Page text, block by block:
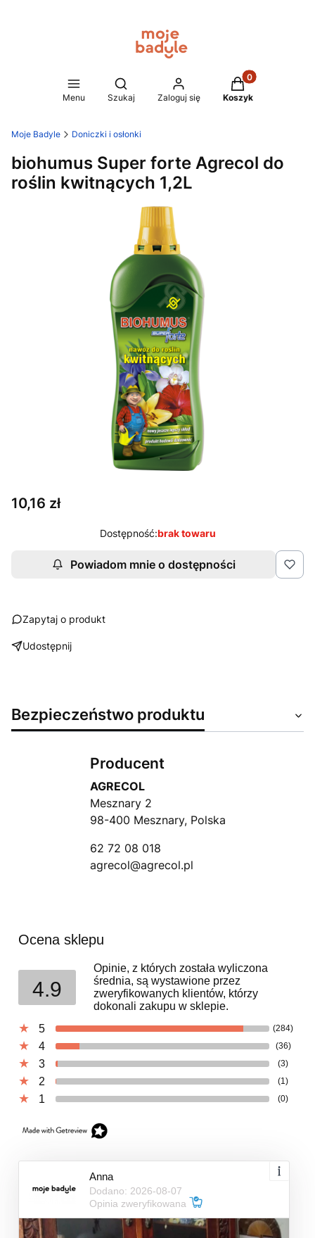
Menu
Otwórz wyszukiwarkę
Szukaj Zaloguj się
Produkty w
Koszyk
Moje Badyle Doniczki i osłonki
biohumus Super forte Agrecol do
roślin kwitnących 1,2L
Cena
10,16 zł
Dostępność:brak towaru
Powiadom mnie o dostępności
Zapytaj o produkt
Udostępnij
Bezpieczeństwo produktu
Producent
AGRECOL
Mesznary 2
98-400 Mesznary, Polska
62 72 08 018
agrecol@agrecol.pl
Ocena sklepu
4.9
Opinie, z których została wyliczona
średnia, są wystawione przez
zweryfikowanych klientów, którzy
dokonali zakupu w sklepie.
5
(284)
4 (36)
3 (3)
2 (1)
1 (0)
Anna
Dodano: 2026-08-07
Opinia zweryfikowana